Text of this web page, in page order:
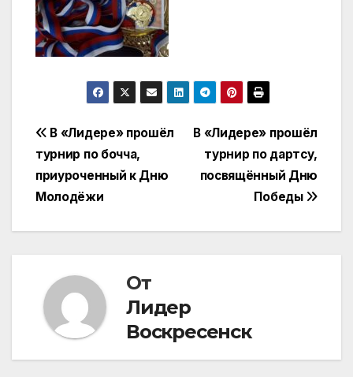
Навигация
по
записям
В «Лидере» прошёл
турнир по дартсу,
посвящённый Дню
Победы
В «Лидере» прошёл
турнир по бочча,
приуроченный к Дню
Молодёжи
От
Лидер
Воскресенск